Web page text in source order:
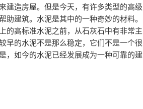
建造房屋。但是今天，有许多类型的高级
助建筑。水泥是其中的一种奇妙的材料。
的高标准水泥之前，从石灰石中有非常主
早的水泥不是那么稳定，它们不是一个很
，如今的水泥已经发展成为一种可靠的建